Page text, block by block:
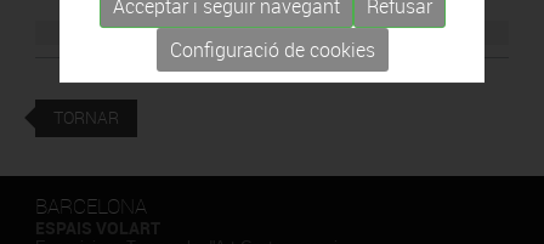
TORNAR
BARCELONA
Acceptar i seguir navegant
Refusar
Configuració de cookies